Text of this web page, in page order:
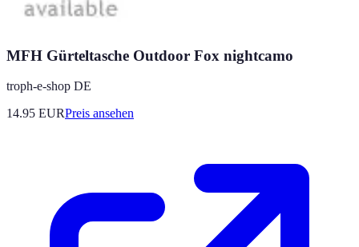
MFH Gürteltasche Outdoor Fox nightcamo
troph-e-shop DE
14.95 EURPreis ansehen